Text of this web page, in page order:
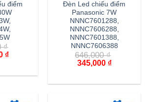
điểm
₫
₫.
₫Giá
là:
Đèn Led chiếu điểm
Panasonic 7W
NNNC7601288,
NNNC7606288,
NNNC7601388,
NNNC7606388
646,000₫
Giá
646,000 ₫.
345,000 ₫Giá
là: